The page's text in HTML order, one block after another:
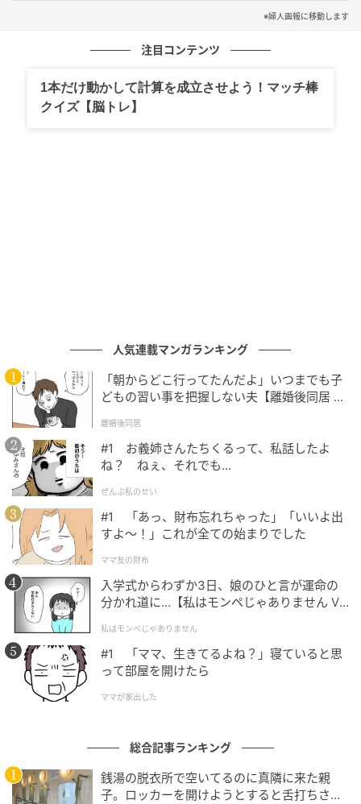
です。シャンプーは濃密泡で頭皮と髪を包み込み、き
ヤーの熱を味方にするヒートアクティブ効果で、素直
でツヤのある髪印象へ導きます。
問い合わせ先／アユーラ コミュニケーションスタジオ
Hearst Owned
オージュア
いびつな“じりじり”うねりまでケアする最新ライン
左からオージュア ミラジェリィ シャンプー 250ml
5,500円、同 ヘアトリートメント 250g 6,600円［いず
れも美容室専売品］
ィ”ラインは、独自に開発した毛髪補修成分・保湿成分
のCMADK（※）を3種組み合わせることで、湿気の多
い日も扱いやすい髪へ導きます。揺れるたびに輝くよ
※婦人画報に移動します
注目コンテンツ
1本だけ動かして計算を成立させよう！マッチ棒
クイズ【脳トレ】
人気連載マンガランキング
「朝からどこ行ってたんだよ」いつまでも子
どもの習い事を把握しない夫【離婚後同居 Vo
離婚後同居
#1 お義姉さんたちくるって、私話したよ
ね？ ねぇ、それでも…
ぜんぶ私のせい
#1 「あっ、財布忘れちゃった」「いいよ出
すよ〜！」これが全ての始まりでした
ママ友の財布
入学式からわずか3日、娘のひと言が運命の
分かれ道に…【私はモンペじゃありません Vo
私はモンペじゃありません
#1 「ママ、生きてるよね？」寝ていると思
って部屋を開けたら
ママが家出した
総合記事ランキング
銭湯の脱衣所で空いてるのに真隣に来た親
子。ロッカーを開けようとすると舌打ちさ